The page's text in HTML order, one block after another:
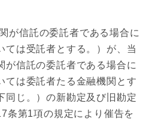
が信託の委託者である場合に
ては受託者とする。）が、当
が信託の委託者である場合に
ては委託者たる金融機関とす
同じ。）の新勘定及び旧勘定
条第1項の規定により催告を